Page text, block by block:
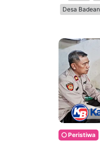
Desa Badean
Peristiwa